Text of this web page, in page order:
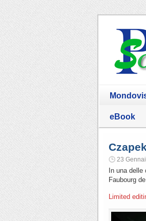
eBook
23
In una delle
Faubourg
Limited